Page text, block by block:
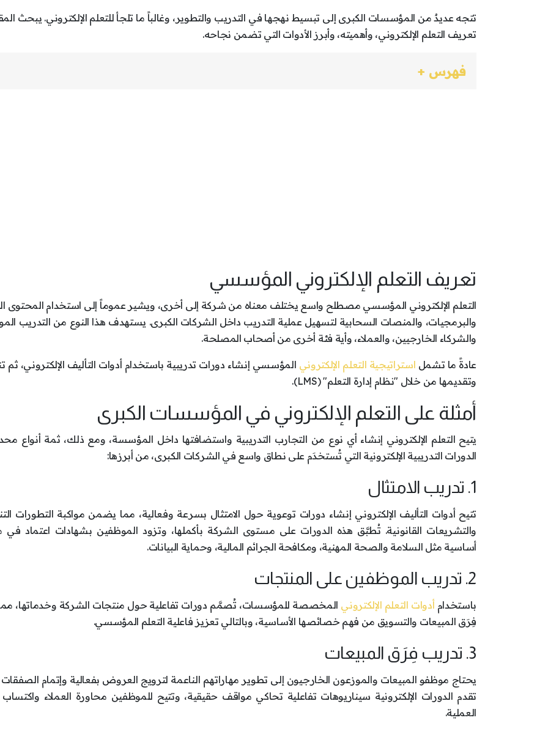
تتجه عديدٌ من المؤسسات الكبرى إلى تبسيط نهجها في التدريب والتطوير، وغالباً ما تلجأ للتعلم الإلكتروني. يبحث
تعريف التعلم الإلكتروني، وأهميته، وأبرز الأدوات التي تضمن نجاحه.
فهرس +
تعريف التعلم الإلكتروني المؤسسي
التعلم الإلكتروني المؤسسي مصطلح واسع يختلف معناه من شركة إلى أخرى، ويشير عموماً إلى استخدام المحتوى
والبرمجيات، والمنصات السحابية لتسهيل عملية التدريب داخل الشركات الكبرى. يستهدف هذا النوع من التدريب
والشركاء الخارجيين، والعملاء، وأية فئة أخرى من أصحاب المصلحة.
عادةً ما تشمل استراتيجية التعلم الإلكتروني المؤسسي إنشاء دورات تدريبية باستخدام أدوات التأليف الإلكتروني، ثم
وتقديمها من خلال "نظام إدارة التعلم" (LMS).
أمثلة على التعلم الإلكتروني في المؤسسات الكبرى
يتيح التعلم الإلكتروني إنشاء أي نوع من التجارب التدريبية واستضافتها داخل المؤسسة، ومع ذلك، ثمة أنواع
الدورات التدريبية الإلكترونية التي تُستخدَم على نطاق واسع في الشركات الكبرى، من أبرزها:
1. تدريب الامتثال
تتيح أدوات التأليف الإلكتروني إنشاء دورات توعوية حول الامتثال بسرعة وفعالية، مما يضمن مواكبة التطورات
والتشريعات القانونية. تُطبَّق هذه الدورات على مستوى الشركة بأكملها، وتزود الموظفين بشهادات اعتماد في
أساسية مثل السلامة والصحة المهنية، ومكافحة الجرائم المالية، وحماية البيانات.
2. تدريب الموظفين على المنتجات
باستخدام أدوات التعلم الإلكتروني المخصصة للمؤسسات، تُصمَّم دورات تفاعلية حول منتجات الشركة وخدماتها،
فِرَق المبيعات والتسويق من فهم خصائصها الأساسية، وبالتالي تعزيز فاعلية التعلم المؤسسي.
3. تدريب فِرَق المبيعات
يحتاج موظفو المبيعات والموزعون الخارجيون إلى تطوير مهاراتهم الناعمة لترويج العروض بفعالية وإتمام
تقدم الدورات الإلكترونية سيناريوهات تفاعلية تحاكي مواقف حقيقية، وتتيح للموظفين محاورة العملاء واكتساب
العملية.